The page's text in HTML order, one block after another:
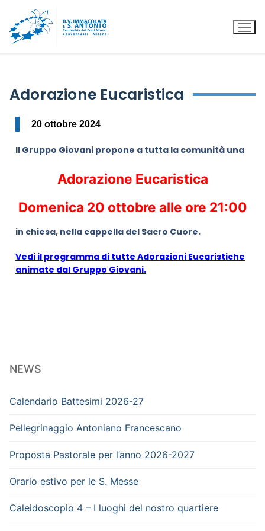
Adorazione Eucaristica
20 ottobre 2024
Il Gruppo Giovani propone a tutta la comunità una
Adorazione Eucaristica
Domenica 20 ottobre alle ore 21:00
in chiesa, nella cappella del Sacro Cuore.
Vedi il programma di tutte Adorazioni Eucaristiche
animate dal Gruppo Giovani.
NEWS
Calendario Battesimi 2026-27
Pellegrinaggio Antoniano Francescano
Proposta Pastorale per l’anno 2026-2027
Orario estivo per le S. Messe
Caleidoscopio 4 – I luoghi del nostro quartiere